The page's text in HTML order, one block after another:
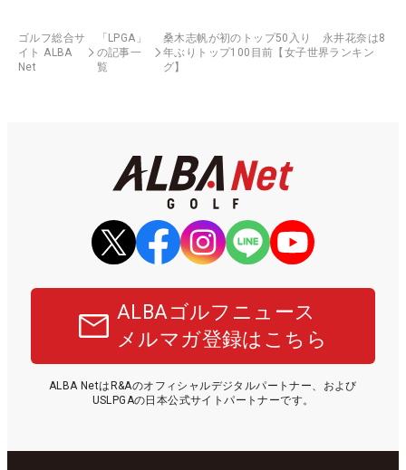
ゴルフ総合サ
イト ALBA
Net
「LPGA」
の記事一
覧
桑木志帆が初のトップ50入り 永井花奈は8
年ぶりトップ100目前【女子世界ランキン
グ】
ALBAゴルフニュース
メルマガ登録はこちら
ALBA NetはR&Aのオフィシャルデジタルパートナー、および
USLPGAの日本公式サイトパートナーです。